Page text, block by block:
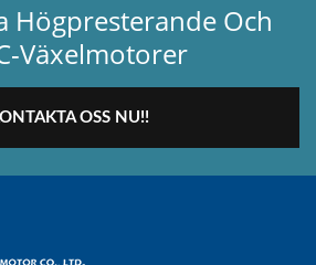
Högpresterande Och
Växelmotorer
OSS NU!!